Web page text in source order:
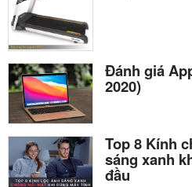
Đánh giá
2020)
Top 8 Kính
sáng xanh
đầu